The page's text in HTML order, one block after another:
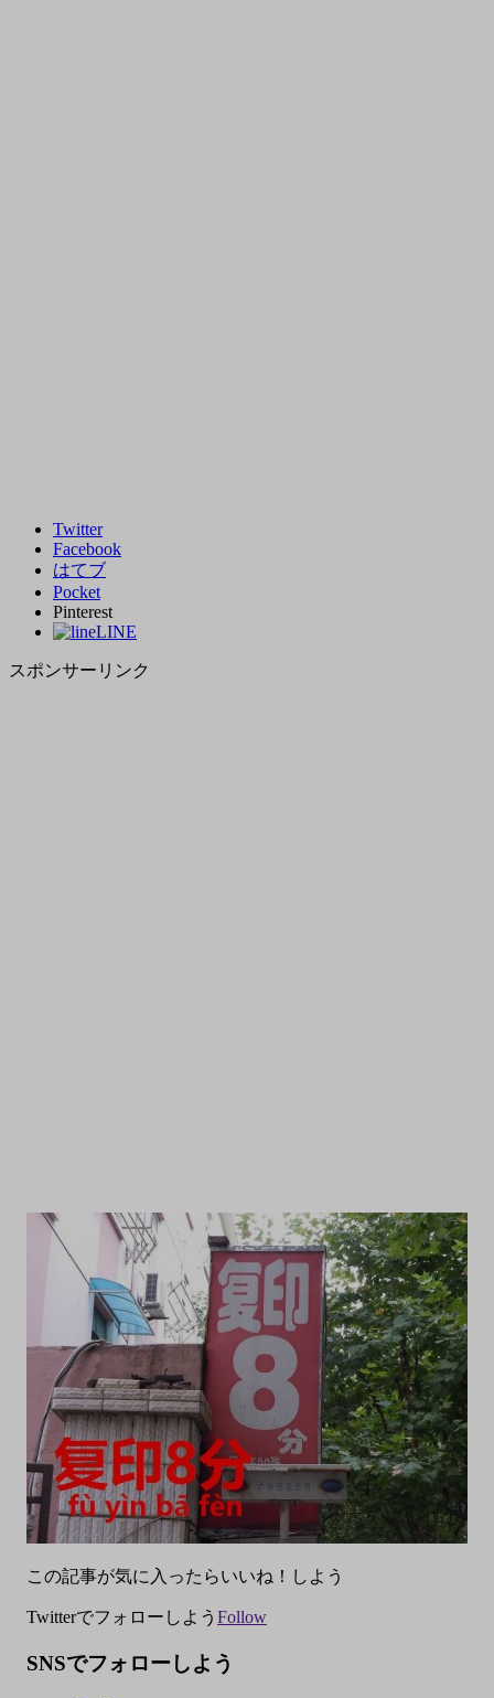
Twitter
Facebook
はてブ
Pocket
Pinterest
LINE
スポンサーリンク
この記事が気に入ったらいいね！しよう
Twitterでフォローしよう Follow
SNSでフォローしよう